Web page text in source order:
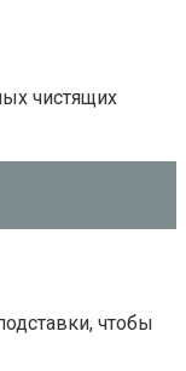
чистящих
чтобы